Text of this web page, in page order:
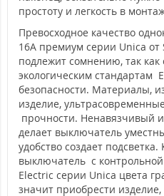
простоту и легкость в
Превосходное качество
16А премиум серии Unica от
подлежит сомнению, так как
экологическим стандартам
безопасности. Материалы,
изделие,
прочности. Ненавязчивый
делает выключатель
удобство создает
выключатель с
Electric серии Unica цвета
значит приобрести